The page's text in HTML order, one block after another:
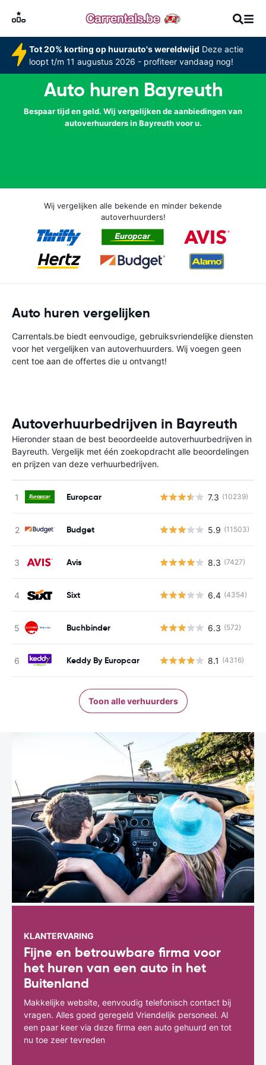
Tot 20% korting op huurauto's wereldwijd Deze actie
loopt t/m 11 augustus 2026 - profiteer vandaag nog!
Auto huren Bayreuth
Bespaar tijd en geld. Wij vergelijken de aanbiedingen van
autoverhuurders in Bayreuth voor u.
Wij vergelijken alle bekende en minder bekende
autoverhuurders!
Auto huren vergelijken
Carrentals.be biedt eenvoudige, gebruiksvriendelijke diensten
voor het vergelijken van autoverhuurders. Wij voegen geen
cent toe aan de offertes die u ontvangt!
Autoverhuurbedrijven in Bayreuth
Hieronder staan de best beoordeelde autoverhuurbedrijven in
Bayreuth. Vergelijk met één zoekopdracht alle beoordelingen
en prijzen van deze verhuurbedrijven.
Europcar 7.3 (10239)
Budget 5.9 (11503)
Avis 8.3 (7427)
Sixt 6.4 (4354)
Buchbinder 6.3 (572)
Keddy By Europcar 8.1 (4316)
Toon alle verhuurders
KLANTERVARING
Fijne en betrouwbare firma voor
het huren van een auto in het
Buitenland
Makkelijke website, eenvoudig telefonisch contact bij
vragen. Alles goed geregeld Vriendelijk personeel. Al
een paar keer via deze firma een auto gehuurd en tot
nu toe zeer tevreden